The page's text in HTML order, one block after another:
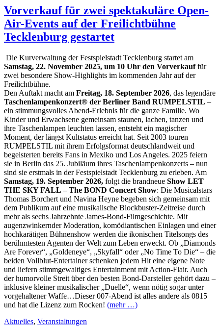
Vorverkauf für zwei spektakuläre Open-
Air-Events auf der Freilichtbühne
Tecklenburg gestartet
Die Kurverwaltung der Festspielstadt Tecklenburg startet am
Samstag, 22. November 2025, um 10 Uhr den Vorverkauffür
zwei besondere Show-Highlights im kommenden Jahr auf der
Freilichtbühne.
Den Auftakt macht am Freitag, 18. September 2026, das legendäre
Taschenlampenkonzert® der Berliner Band RUMPELSTIL –
ein stimmungsvolles Abend-Erlebnis für die ganze Familie. Wo
Kinder und Erwachsene gemeinsam staunen, lachen, tanzen und
ihre Taschenlampen leuchten lassen, entsteht ein magischer
Moment, der längst Kultstatus erreicht hat. Seit 2003 touren
RUMPELSTIL mit ihrem Erfolgsformat deutschlandweit und
begeisterten bereits Fans in Mexiko und Los Angeles. 2025 feiern
sie in Berlin das 25. Jubiläum ihres Taschenlampenkonzerts – nun
sind sie erstmals in der Festspielstadt Tecklenburg zu erleben. Am
Samstag, 19. September 2026, folgt die brandneue Show LET
THE SKY FALL – The BOND Concert Show: Die Musicalstars
Thomas Borchert und Navina Heyne begeben sich gemeinsam mit
dem Publikum auf eine musikalische Blockbuster-Zeitreise durch
mehr als sechs Jahrzehnte James-Bond-Filmgeschichte. Mit
augenzwinkernder Moderation, komödiantischen Einlagen und einer
hochkarätigen Bühnenshow werden die ikonischen Titelsongs des
berühmtesten Agenten der Welt zum Leben erweckt. Ob „Diamonds
Are Forever“, „Goldeneye“, „Skyfall“ oder „No Time To Die“ – die
beiden Vollblut-Entertainer schenken jedem Hit eine eigene Note
und liefern stimmgewaltiges Entertainment mit Action-Flair. Auch
der humorvolle Streit über den besten Bond-Darsteller gehört dazu –
inklusive kleiner musikalischer „Duelle“, wenn nötig sogar unter
vorgehaltener Waffe…Dieser 007-Abend ist alles andere als 0815
und hat die Lizenz zum Rocken! (mehr …)
Aktuelles, Veranstaltungen